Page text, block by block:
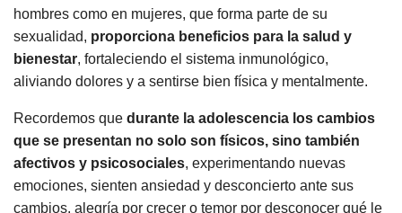
hombres como en mujeres, que forma parte de su
sexualidad, proporciona beneficios para la salud y
bienestar, fortaleciendo el sistema inmunológico,
aliviando dolores y a sentirse bien física y mentalmente.
Recordemos que durante la adolescencia los cambios
que se presentan no solo son físicos, sino también
afectivos y psicosociales, experimentando nuevas
emociones, sienten ansiedad y desconcierto ante sus
cambios, alegría por crecer o temor por desconocer qué le